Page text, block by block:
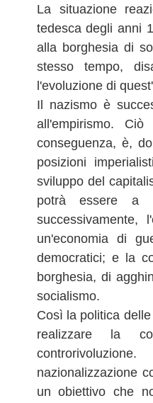
La situazione
tedesca degli anni
alla borghesia di
stesso tempo,
l'evoluzione di
Il nazismo è
all'empirismo.
conseguenza, è,
posizioni
sviluppo del
potrà essere a
un'economia di
democratici; e la
borghesia, di
socialismo.
Così la politica
realizzare la
nazionalizzazione
un obiettivo che